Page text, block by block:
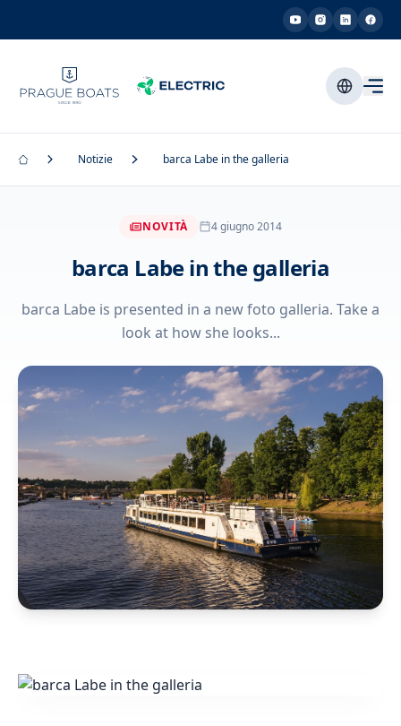
Notizie barca Labe in the galleria
NOVITÀ 4 giugno 2014
barca Labe in the galleria
barca Labe is presented in a new foto galleria. Take a
look at how she looks...